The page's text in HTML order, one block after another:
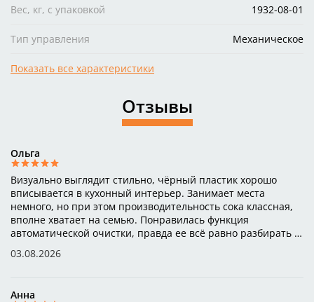
Вес, кг, с упаковкой 1932-08-01
Тип управления Механическое
Показать все характеристики
Отзывы
Ольга
Визуально выглядит стильно, чёрный пластик хорошо
вписывается в кухонный интерьер. Занимает места
немного, но при этом производительность сока классная,
вполне хватает на семью. Понравилась функция
автоматической очистки, правда ее всё равно разбирать и
03.08.2026
Анна